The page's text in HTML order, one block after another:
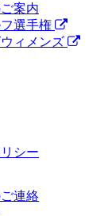
案内
選手権
ィメンズ
シー
連絡